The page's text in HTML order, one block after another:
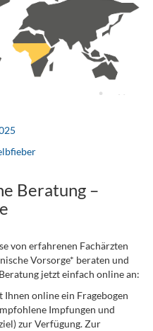
Beratung –
von erfahrenen Fachärzten
Vorsorge* beraten und
jetzt einfach online an:
online ein Fragebogen
Impfungen und
zur Verfügung. Zur